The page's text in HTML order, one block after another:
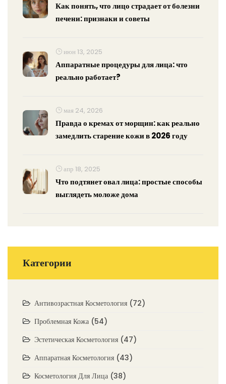
Как понять, что лицо страдает от болезни
печени: признаки и советы
июн 13, 2025
Аппаратные процедуры для лица: что
реально работает?
мая 24, 2026
Правда о кремах от морщин: как реально
замедлить старение кожи в 2026 году
апр 18, 2025
Что подтянет овал лица: простые способы
выглядеть моложе дома
Категории
Антивозрастная Косметология (72)
Проблемная Кожа (54)
Эстетическая Косметология (47)
Аппаратная Косметология (43)
Косметология Для Лица (38)